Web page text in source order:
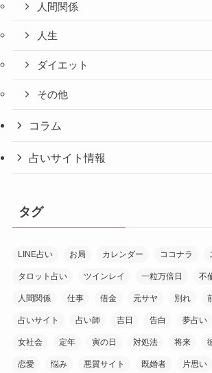
人間関係
人生
ダイエット
その他
コラム
占いサイト情報
タグ
LINE占い お局 カレンダー ココナラ
タロット占い ツインレイ 一粒万倍日 不
人間関係 仕事 借金 元サヤ 別れ
占いサイト 占い師 吉日 告白 夢占い
女社会 定年 寅の日 対処法 将来
恋愛 悩み 悪質サイト 既婚者 片思い